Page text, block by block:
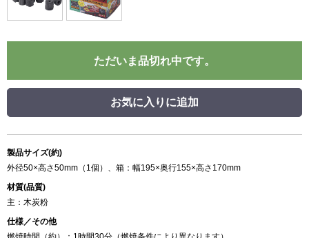
ただいま品切れ中です。
お気に入りに追加
製品サイズ(約)
外径50×高さ50mm（1個）、箱：幅195×奥行155×高さ170mm
材質(品質)
主：木炭粉
仕様／その他